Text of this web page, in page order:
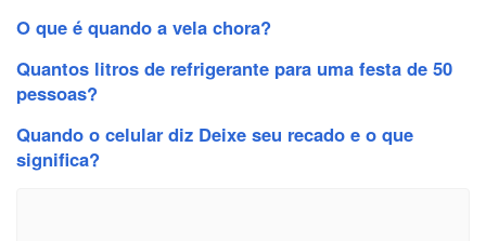
O que é quando a vela chora?
Quantos litros de refrigerante para uma festa de 50
pessoas?
Quando o celular diz Deixe seu recado e o que
significa?